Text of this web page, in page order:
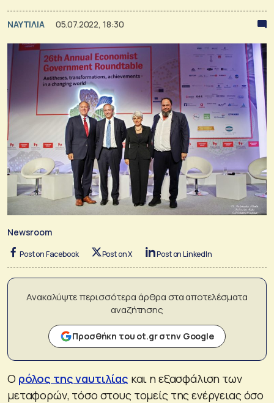
ΝΑΥΤΙΛΙΑ 05.07.2022, 18:30
Newsroom
Post on Facebook Post on X Post on LinkedIn
Ανακαλύψτε περισσότερα άρθρα στα αποτελέσματα
αναζήτησης
Προσθήκη του ot.gr στην Google
Ο ρόλος της ναυτιλίας και η εξασφάλιση των
μεταφορών, τόσο στους τομείς της ενέργειας όσο